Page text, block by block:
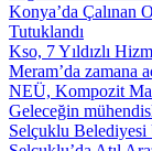
Konya’da Çalınan
Tutuklandı
Kso, 7 Yıldızlı
Meram’da zamana
NEÜ, Kompozit
Geleceğin
Selçuklu